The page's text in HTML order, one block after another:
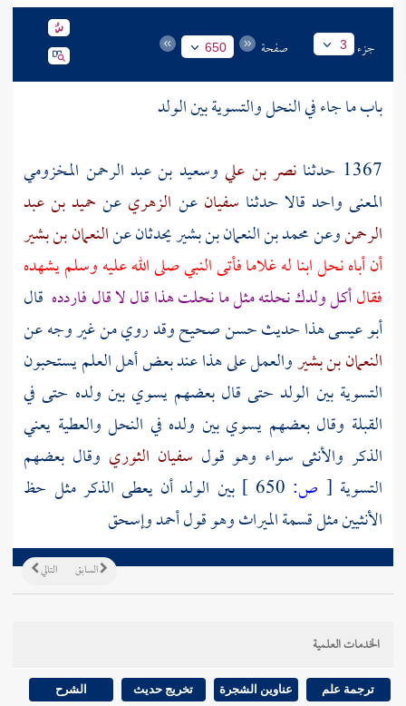
جزء 3 صفحة 650
باب ما جاء في النحل والتسوية بين الولد
1367 حدثنا
نصر بن علي وسعيد بن عبد الرحمن المخزومي
المعنى واحد قالا حدثنا سفيانعن الزهري عن حميد بن عبد
الرحمنوعنمحمد بن النعمان بن بشيريحدثان عنالنعمان بن بشير
أن أباه نحل ابنا له غلاما فأتى النبي صلى الله عليه وسلم يشهده
فقالأكل ولدك نحلته مثل ما نحلت هذا قال لا قال فاردده قال
أبو عيسى هذا حديث حسن صحيح وقد روي من غير وجه عن
النعمان بن بشيروالعمل على هذا عند بعض أهل العلم يستحبون
التسوية بين الولد حتى قال بعضهم يسوي بين ولده حتى في
القبلة وقال بعضهم يسوي بين ولده في النحل والعطية يعني
الذكر والأنثى سواء وهو قول سفيان الثوري وقال بعضهم
التسوية [ ص:
بين الولد أن يعطى الذكر مثل حظ
الأنثيين مثل قسمة الميراث وهو قولأحمدوإسحق
التالي السابق
الخدمات العلمية
ترجمة علم عناوين الشجرة تخريج حديث الشرح